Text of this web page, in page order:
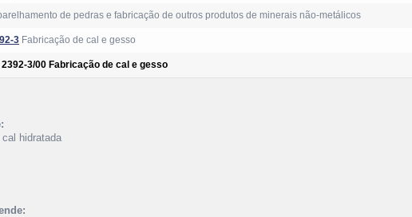
de pedras e fabricação de outros produtos de minerais não-metálicos
3 Fabricação de cal e gesso
2392-3/00 Fabricação de cal e gesso
hidratada